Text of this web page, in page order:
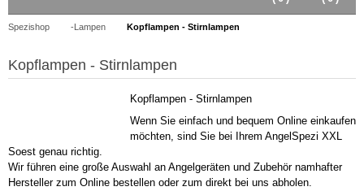
Spezishop -Lampen Kopflampen - Stirnlampen
Kopflampen - Stirnlampen
Kopflampen - Stirnlampen
Wenn Sie einfach und bequem Online einkaufen
möchten, sind Sie bei Ihrem AngelSpezi XXL
Soest genau richtig.
Wir führen eine große Auswahl an Angelgeräten und Zubehör namhafter
Hersteller zum Online bestellen oder zum direkt bei uns abholen.